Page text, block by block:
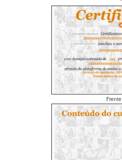
Frente